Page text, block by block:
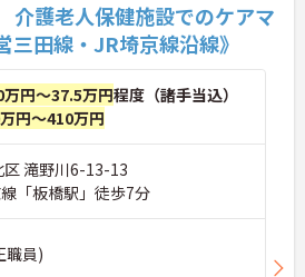
介護老人保健施設でのケアマ
三田線・JR埼京線沿線》
円～37.5万円程度（諸手当込）
円～410万円
区 滝野川6-13-13
「板橋駅」徒歩7分
職員)